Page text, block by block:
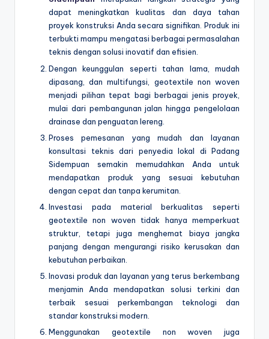
dapat meningkatkan kualitas dan daya tahan
proyek konstruksi Anda secara signifikan. Produk ini
terbukti mampu mengatasi berbagai permasalahan
teknis dengan solusi inovatif dan efisien.
Dengan keunggulan seperti tahan lama, mudah
dipasang, dan multifungsi, geotextile non woven
menjadi pilihan tepat bagi berbagai jenis proyek,
mulai dari pembangunan jalan hingga pengelolaan
drainase dan penguatan lereng.
Proses pemesanan yang mudah dan layanan
konsultasi teknis dari penyedia lokal di Padang
Sidempuan semakin memudahkan Anda untuk
mendapatkan produk yang sesuai kebutuhan
dengan cepat dan tanpa kerumitan.
Investasi pada material berkualitas seperti
geotextile non woven tidak hanya memperkuat
struktur, tetapi juga menghemat biaya jangka
panjang dengan mengurangi risiko kerusakan dan
kebutuhan perbaikan.
Inovasi produk dan layanan yang terus berkembang
menjamin Anda mendapatkan solusi terkini dan
terbaik sesuai perkembangan teknologi dan
standar konstruksi modern.
Menggunakan geotextile non woven juga